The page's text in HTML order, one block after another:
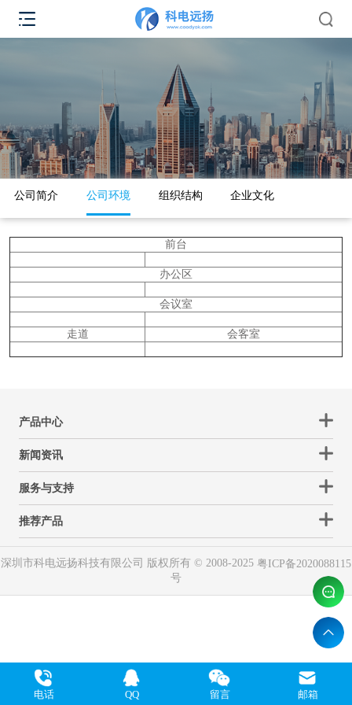
公司简介 公司环境 组织结构 企业文化
前台
办公区
会议室
走道 会客室
电话 QQ 留言 邮箱
产品中心
新闻资讯
服务与支持
推荐产品
深圳市科电远扬科技有限公司 版权所有 © 2008-2025 粤ICP备2020088115
号